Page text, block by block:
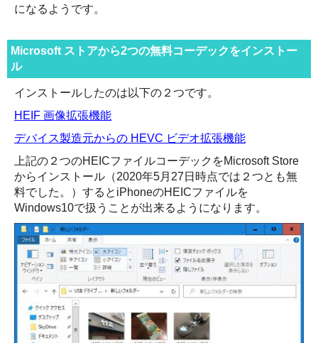
になるようです。
Microsoft ストアから2つの無料コーデックをインストー
ル
インストールしたのは以下の２つです。
HEIF 画像拡張機能
デバイス製造元からの HEVC ビデオ拡張機能
上記の２つのHEICファイルコーデックをMicrosoft Store
からインストール（2020年5月27日時点では２つとも無
料でした。）するとiPhoneのHEICファイルを
Windows10で扱うことが出来るようになります。